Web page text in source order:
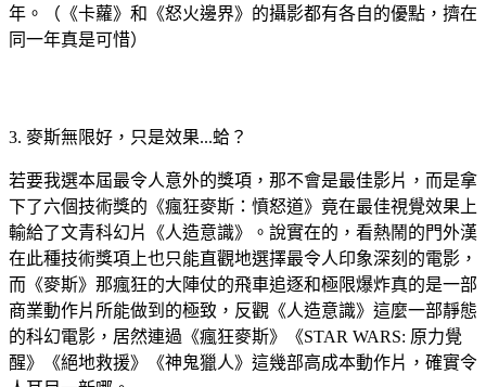
年。（《卡蘿》和《怒火邊界》的攝影都有各自的優點，擠在
同一年真是可惜）
3. 麥斯無限好，只是效果...蛤？
若要我選本屆最令人意外的獎項，那不會是最佳影片，而是拿
下了六個技術獎的《瘋狂麥斯：憤怒道》竟在最佳視覺效果上
輸給了文青科幻片《人造意識》。說實在的，看熱鬧的門外漢
在此種技術獎項上也只能直觀地選擇最令人印象深刻的電影，
而《麥斯》那瘋狂的大陣仗的飛車追逐和極限爆炸真的是一部
商業動作片所能做到的極致，反觀《人造意識》這麼一部靜態
的科幻電影，居然連過《瘋狂麥斯》《STAR WARS: 原力覺
醒》《絕地救援》《神鬼獵人》這幾部高成本動作片，確實令